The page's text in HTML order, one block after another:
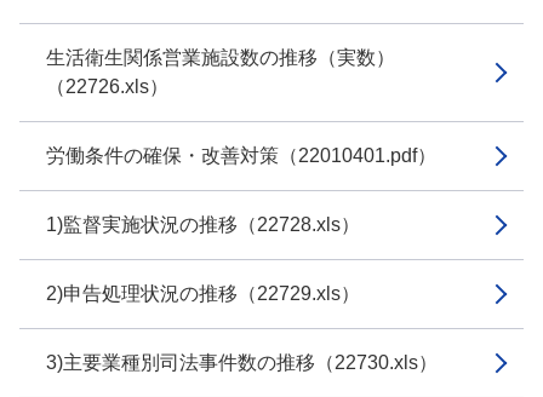
生活衛生関係営業施設数の推移（実数）
（22726.xls）
労働条件の確保・改善対策（22010401.pdf）
1)監督実施状況の推移（22728.xls）
2)申告処理状況の推移（22729.xls）
3)主要業種別司法事件数の推移（22730.xls）